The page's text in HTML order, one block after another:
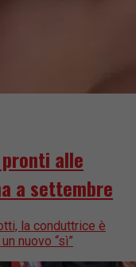
alle
a settembre
la conduttrice è
nuovo “sì”